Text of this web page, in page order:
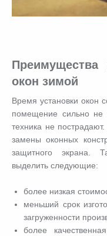
Преимущества
окон зимой
Время установки окон
помещение сильно не
техника не
замены оконных
защитного экрана.
выделить следующие:
более низкая
меньший срок
загруженности
более